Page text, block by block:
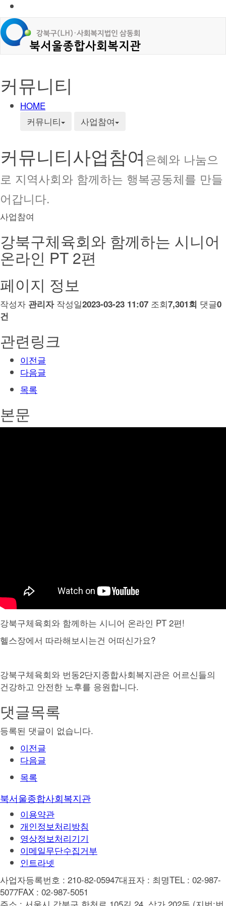
커뮤니티
HOME
커뮤니티
사업참여
커뮤니티사업참여은혜와 나눔으
로 지역사회와 함께하는 행복공동체를 만들
어갑니다.
사업참여
강북구체육회와 함께하는 시니어
온라인 PT 2편
페이지 정보
작성자 관리자 작성일2023-03-23 11:07 조회7,301회 댓글0
건
관련링크
이전글
다음글
목록
본문
강북구체육회와 함께하는 시니어 온라인 PT 2편!
헬스장에서 따라해보시는건 어떠신가요?
강북구체육회와 번동2단지종합사회복지관은 어르신들의
건강하고 안전한 노후를 응원합니다.
댓글목록
등록된 댓글이 없습니다.
이전글
다음글
목록
북서울종합사회복지관
이용약관
개인정보처리방침
영상정보처리기기
이메일무단수집거부
인트라넷
사업자등록번호 : 210-82-05947대표자 : 최명TEL : 02-987-
5077FAX : 02-987-5051